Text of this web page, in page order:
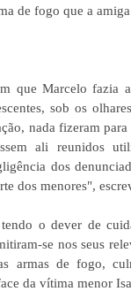
de fogo que a
que Marcelo fazia
sob os
nada fizeram
ali reunidos
dos
dos menores",
o dever de
se nos seus
armas de fogo,
da vítima menor